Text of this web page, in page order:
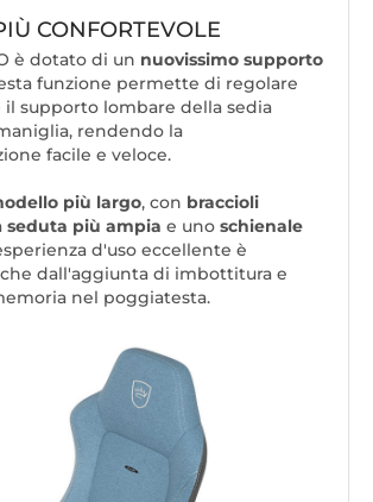
CONFORTEVOLE
è dotato di un nuovissimo supporto
funzione permette di regolare
supporto lombare della sedia
rendendo la
facile e veloce.
più largo, con braccioli
seduta più ampia e uno schienale
d'uso eccellente è
dall'aggiunta di imbottitura e
nel poggiatesta.